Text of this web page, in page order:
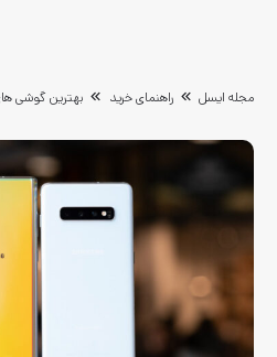
مجله ایسل راهنمای خرید بهترین گوشی های سامسونگ